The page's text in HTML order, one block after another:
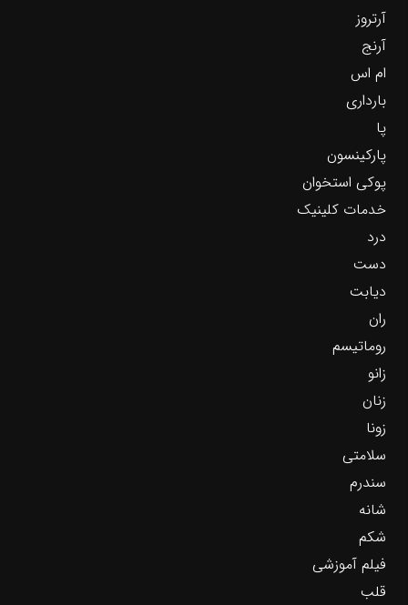
آرتروز
آرنج
ام اس
بارداری
پا
پارکینسون
پوکی استخوان
خدمات کلینیک
درد
دست
دیابت
ران
روماتیسم
زانو
زنان
زونا
سلامتی
سندرم
شانه
شکم
فیلم آموزشی
قلب